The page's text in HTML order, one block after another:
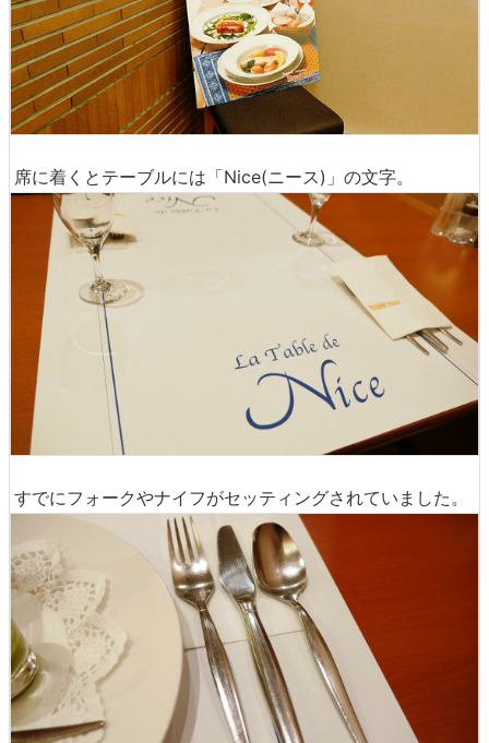
席に着くとテーブルには「Nice(ニース)」の文字。
すでにフォークやナイフがセッティングされていました。